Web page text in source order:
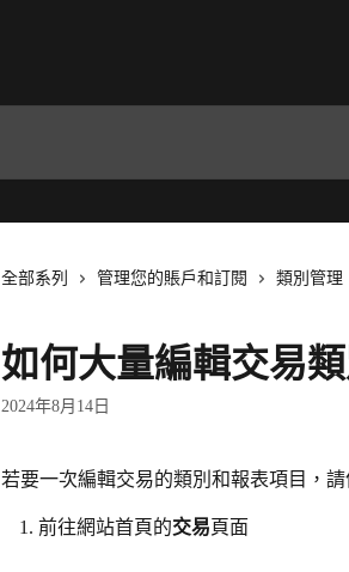
全部系列 管理您的賬戶和訂閱 類別管理
如何大量編輯交易類
2024年8月14日
若要一次編輯交易的類別和報表項目，請
前往網站首頁的交易頁面